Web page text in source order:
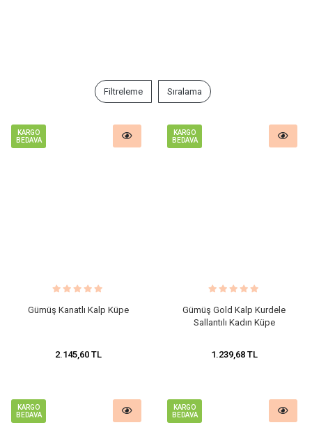
Filtreleme Sıralama
KARGO
BEDAVA
Gümüş Kanatlı Kalp Küpe
2.145,60 TL
KARGO
BEDAVA
Gümüş Gold Kalp Kurdele
Sallantılı Kadın Küpe
1.239,68 TL
KARGO
BEDAVA
KARGO
BEDAVA